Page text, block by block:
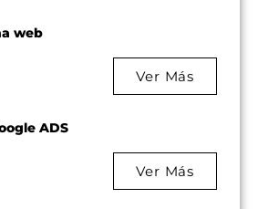
web
Ver Más
ADS
Ver Más